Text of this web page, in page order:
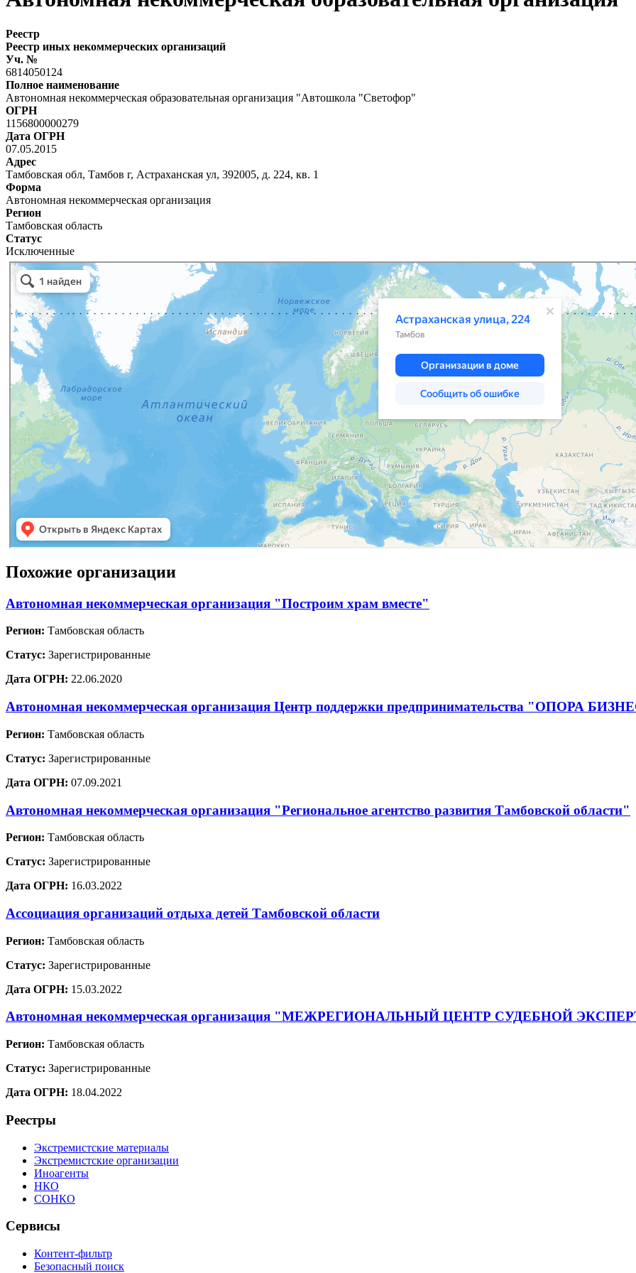
Реестр
Реестр иных некоммерческих организаций
Уч. №
6814050124
Полное наименование
Автономная некоммерческая образовательная организация "Автошкола "Светофор"
ОГРН
1156800000279
Дата ОГРН
07.05.2015
Адрес
Тамбовская обл, Тамбов г, Астраханская ул, 392005, д. 224, кв. 1
Форма
Автономная некоммерческая организация
Регион
Тамбовская область
Статус
Исключенные
Похожие организации
Автономная некоммерческая организация "Построим храм вместе"
Регион: Тамбовская область
Статус: Зарегистрированные
Дата ОГРН: 22.06.2020
Автономная некоммерческая организация Центр поддержки предпринимательства "ОПОРА
Регион: Тамбовская область
Статус: Зарегистрированные
Дата ОГРН: 07.09.2021
Автономная некоммерческая организация "Региональное агентство развития Тамбовской области"
Регион: Тамбовская область
Статус: Зарегистрированные
Дата ОГРН: 16.03.2022
Ассоциация организаций отдыха детей Тамбовской области
Регион: Тамбовская область
Статус: Зарегистрированные
Дата ОГРН: 15.03.2022
Автономная некоммерческая организация "МЕЖРЕГИОНАЛЬНЫЙ ЦЕНТР СУДЕБНОЙ
Регион: Тамбовская область
Статус: Зарегистрированные
Дата ОГРН: 18.04.2022
Реестры
Экстремистские материалы
Экстремистские организации
Иноагенты
НКО
СОНКО
Сервисы
Контент-фильтр
Безопасный поиск